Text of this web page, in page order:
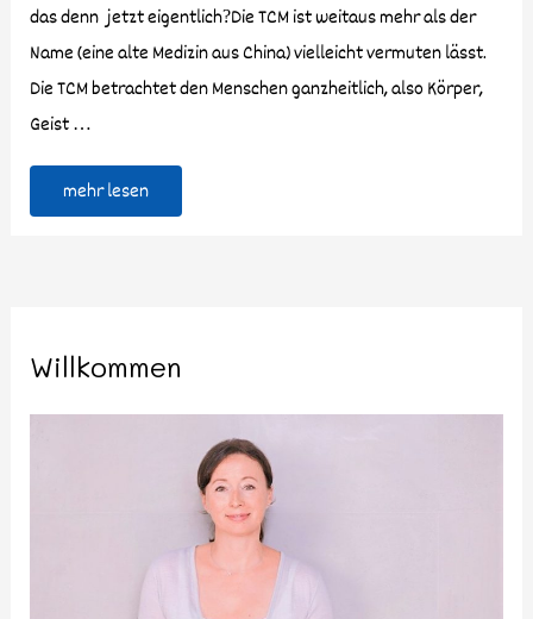
das denn jetzt eigentlich?Die TCM ist weitaus mehr als der
Name (eine alte Medizin aus China) vielleicht vermuten lässt.
Die TCM betrachtet den Menschen ganzheitlich, also Körper,
Geist …
mehr lesen
Willkommen